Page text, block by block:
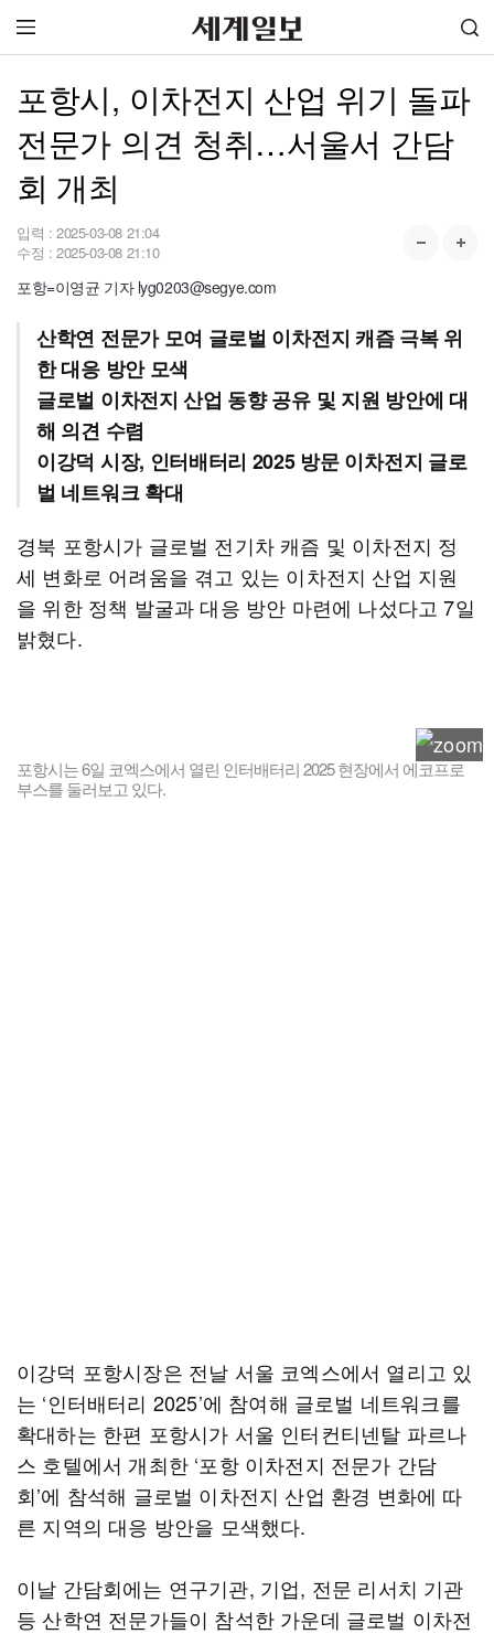
포항시, 이차전지 산업 위기 돌파
전문가 의견 청취…서울서 간담
회 개최
입력 : 2025-03-08 21:04
수정 : 2025-03-08 21:10
포항=이영균 기자 lyg0203@segye.com
산학연 전문가 모여 글로벌 이차전지 캐즘 극복 위
한 대응 방안 모색
글로벌 이차전지 산업 동향 공유 및 지원 방안에 대
해 의견 수렴
이강덕 시장, 인터배터리 2025 방문 이차전지 글로
벌 네트워크 확대
경북 포항시가 글로벌 전기차 캐즘 및 이차전지 정
세 변화로 어려움을 겪고 있는 이차전지 산업 지원
을 위한 정책 발굴과 대응 방안 마련에 나섰다고 7일
밝혔다.
포항시는 6일 코엑스에서 열린 인터배터리 2025 현장에서 에코프로
부스를 둘러보고 있다.
이강덕 포항시장은 전날 서울 코엑스에서 열리고 있
는 ‘인터배터리 2025’에 참여해 글로벌 네트워크를
확대하는 한편 포항시가 서울 인터컨티넨탈 파르나
스 호텔에서 개최한 ‘포항 이차전지 전문가 간담
회’에 참석해 글로벌 이차전지 산업 환경 변화에 따
른 지역의 대응 방안을 모색했다.
이날 간담회에는 연구기관, 기업, 전문 리서치 기관
등 산학연 전문가들이 참석한 가운데 글로벌 이차전